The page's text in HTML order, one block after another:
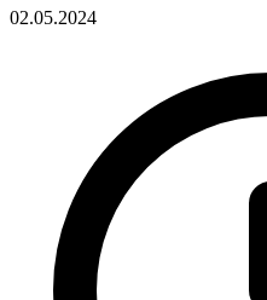
02.05.2024